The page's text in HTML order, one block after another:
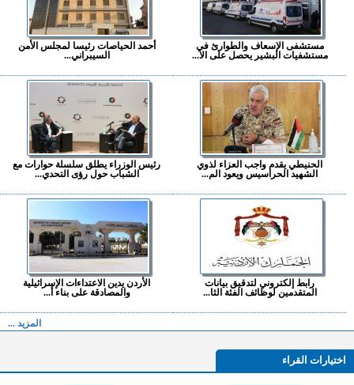
مستشفى الإسعاف والطوارئ في
مستشفيات البشير يحصل على الا...
أحمد الحياصات رئيسا لمجلس الأمن
السيبراني...
الحنيطي يقدم واجب العزاء لذوي
الشهيد الحراسيس ويعود الم...
رئيس الوزراء يطلق سلسلة حوارات مع
الشباب حول رؤى التحدي...
رابط إلكتروني لتدقيق بيانات
المتقدمين لوظائف الفئة الثا...
الأردن يدين الاعتداءات الإسرائيلية
والمصادقة على بناء أ...
المزيد ...
اختيارات القراء